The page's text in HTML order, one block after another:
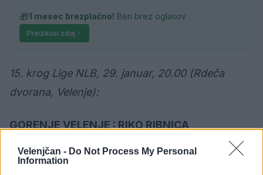
Velenjčan - Do Not Process My Personal
Information
🎁1 mesec brezplačno! Beri brez oglasov
Preizkusi zdaj
15. krog Lige NLB, 29. januar, 20.00 (Rdeča
dvorana, Velenje):
GORENJE VELENJE : RIKO RIBNICA